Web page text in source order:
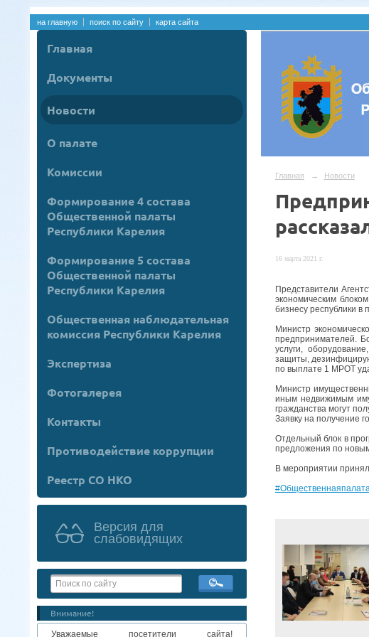
на главную поиск по сайту карта сайта
Главная
Документы
Новости
О палате
Комиссии
Формирование 4 состава
Общественной палаты
Республики Карелия
Формирование 5 состава
Общественной палаты
Республики Карелия
Общественная наблюдательная
комиссия Республики Карелия
Экспертиза
Фотогалерея
Контакты
Противодействие коррупции
Реестр СО НКО
Версия для
слабовидящих
Внимание!
Уважаемые посетители сайта!
Главная → Новости
16 марта 2021 г.
Представители
экономическим
бизнесу республики
Министр
предпринимателей.
услуги,
защиты,
по выплате 1 МРОТ
Министр
иным недвижимым
гражданства могут
Заявку на получение
Отдельный блок в
предложения по
В мероприятии